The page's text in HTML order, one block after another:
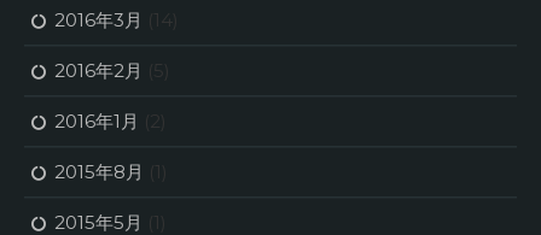
2016年3月 (14)
2016年2月 (5)
2016年1月 (2)
2015年8月 (1)
2015年5月 (1)